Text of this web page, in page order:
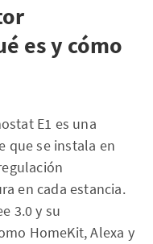
es y cómo
E1 es una
que se instala en
en cada estancia.
3.0 y su
HomeKit, Alexa y